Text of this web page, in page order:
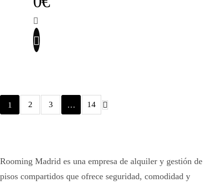
1 2 3 … 14
Rooming Madrid es una empresa de alquiler y gestión de
pisos compartidos que ofrece seguridad, comodidad y